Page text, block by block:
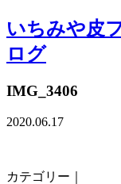
いちみや皮
ログ
IMG_3406
2020.06.17
カテゴリー｜